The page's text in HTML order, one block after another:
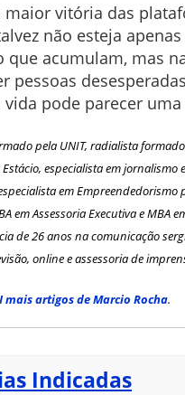
maior vitória das
não esteja
que acumulam, mas
pessoas
vida pode parecer
pela UNIT, radialista
especialista em jornalismo
em Empreendedorismo
em Assessoria Executiva e MBA
de 26 anos na comunicação
online e assessoria de
mais artigos de Marcio Rocha.
Indicadas